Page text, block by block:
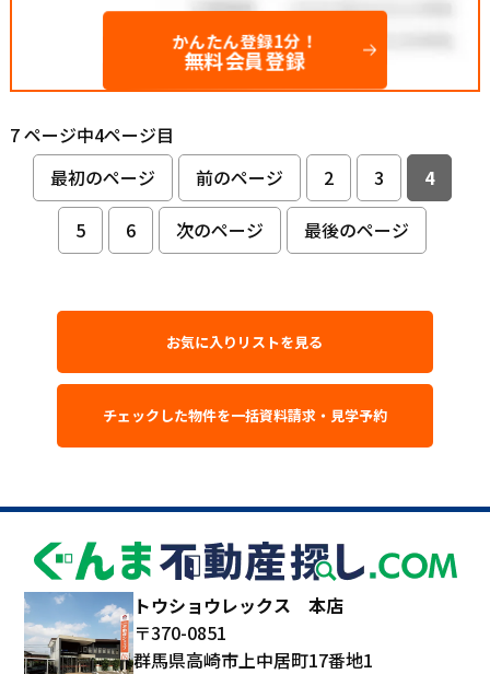
かんたん登録1分！
無料会員登録
7 ページ中4ページ目
最初のページ
前のページ 2 3
4
5
6 次のページ 最後のページ
お気に入りリストを見る
トウショウレックス 本店
〒370-0851
群馬県高崎市上中居町17番地1